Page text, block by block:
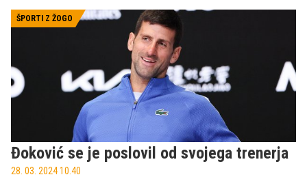
ŠPORTI Z ŽOGO
Đoković se je poslovil od svojega trenerja
28. 03. 2024 10.40